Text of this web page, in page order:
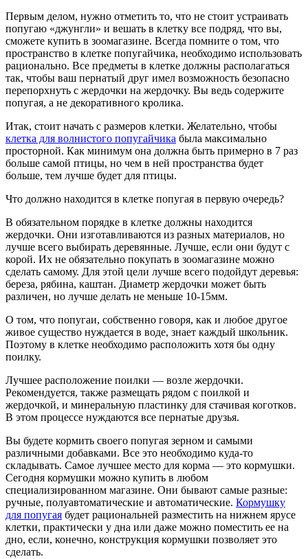
Первым делом, нужно отметить то, что не стоит устраивать
попугаю «джунгли» и вешать в клетку все подряд, что вы,
сможете купить в зоомагазине. Всегда помните о том, что
пространство в клетке попугайчика, необходимо использовать
рационально. Все предметы в клетке должны располагаться
так, чтобы ваш пернатый друг имел возможность безопасно
перепорхнуть с жердочки на жердочку. Вы ведь содержите
попугая, а не декоративного кролика.
Итак, стоит начать с размеров клетки. Желательно, чтобы
клетка для волнистого попугайчика была максимально
просторной. Как минимум она должна быть примерно в 7 раз
больше самой птицы, но чем в ней пространства будет
больше, тем лучше будет для птицы.
Что должно находится в клетке попугая в первую очередь?
В обязательном порядке в клетке должны находится
жердочки. Они изготавливаются из разных материалов, но
лучше всего выбирать деревянные. Лучше, если они будут с
корой. Их не обязательно покупать в зоомагазине можно
сделать самому. Для этой цели лучше всего подойдут деревья:
береза, рябина, каштан. Диаметр жердочки может быть
различен, но лучше делать не меньше 10-15мм.
О том, что попугаи, собственно говоря, как и любое другое
живое существо нуждается в воде, знает каждый школьник.
Поэтому в клетке необходимо расположить хотя бы одну
поилку.
Лучшее расположение поилки — возле жердочки.
Рекомендуется, также размещать рядом с поилкой и
жердочкой, и минеральную пластинку для стачивая коготков.
В этом процессе нуждаются все пернатые друзья.
Вы будете кормить своего попугая зерном и самыми
различными добавками. Все это необходимо куда-то
складывать. Самое лучшее место для корма — это кормушки.
Сегодня кормушки можно купить в любом
специализированном магазине. Они бывают самые разные:
ручные, полуавтоматические и автоматические. Кормушку
для попугая будет рациональней разместить на нижнем ярусе
клетки, практически у дна или даже можно поместить ее на
дно, если, конечно, конструкция кормушки позволяет это
сделать.